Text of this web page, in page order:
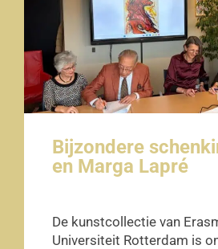
Bijzondere
en Marga Lapré
De kunstcollectie van
Universiteit Rotterdam is